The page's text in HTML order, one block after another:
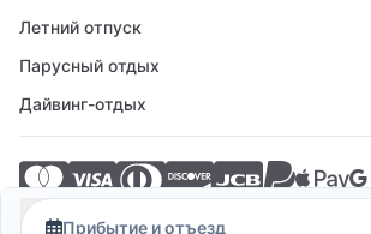
Прибытие и отъезд
Летний отпуск
Парусный отдых
Дайвинг-отдых